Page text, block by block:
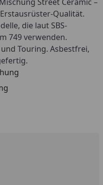
Qualität.
die laut SBS-
749 verwenden.
Touring. Asbestfrei,
eingeben
um eins erhöhen